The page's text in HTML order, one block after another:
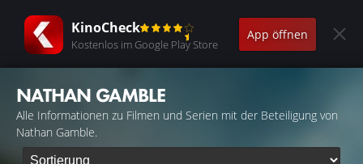
KinoCheck
Kostenlos im Google Play Store
App öffnen
NATHAN GAMBLE
Alle Informationen zu Filmen und Serien mit der Beteiligung von
Nathan Gamble.